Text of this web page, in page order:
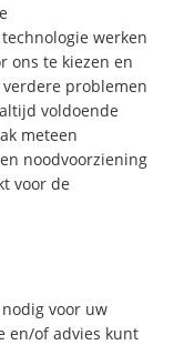
werken
ons te kiezen en
problemen
voldoende
meteen
noodvoorziening
voor de
voor uw
en/of advies kunt